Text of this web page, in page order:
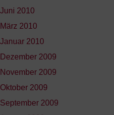
Juni 2010
März 2010
Januar 2010
Dezember 2009
November 2009
Oktober 2009
September 2009